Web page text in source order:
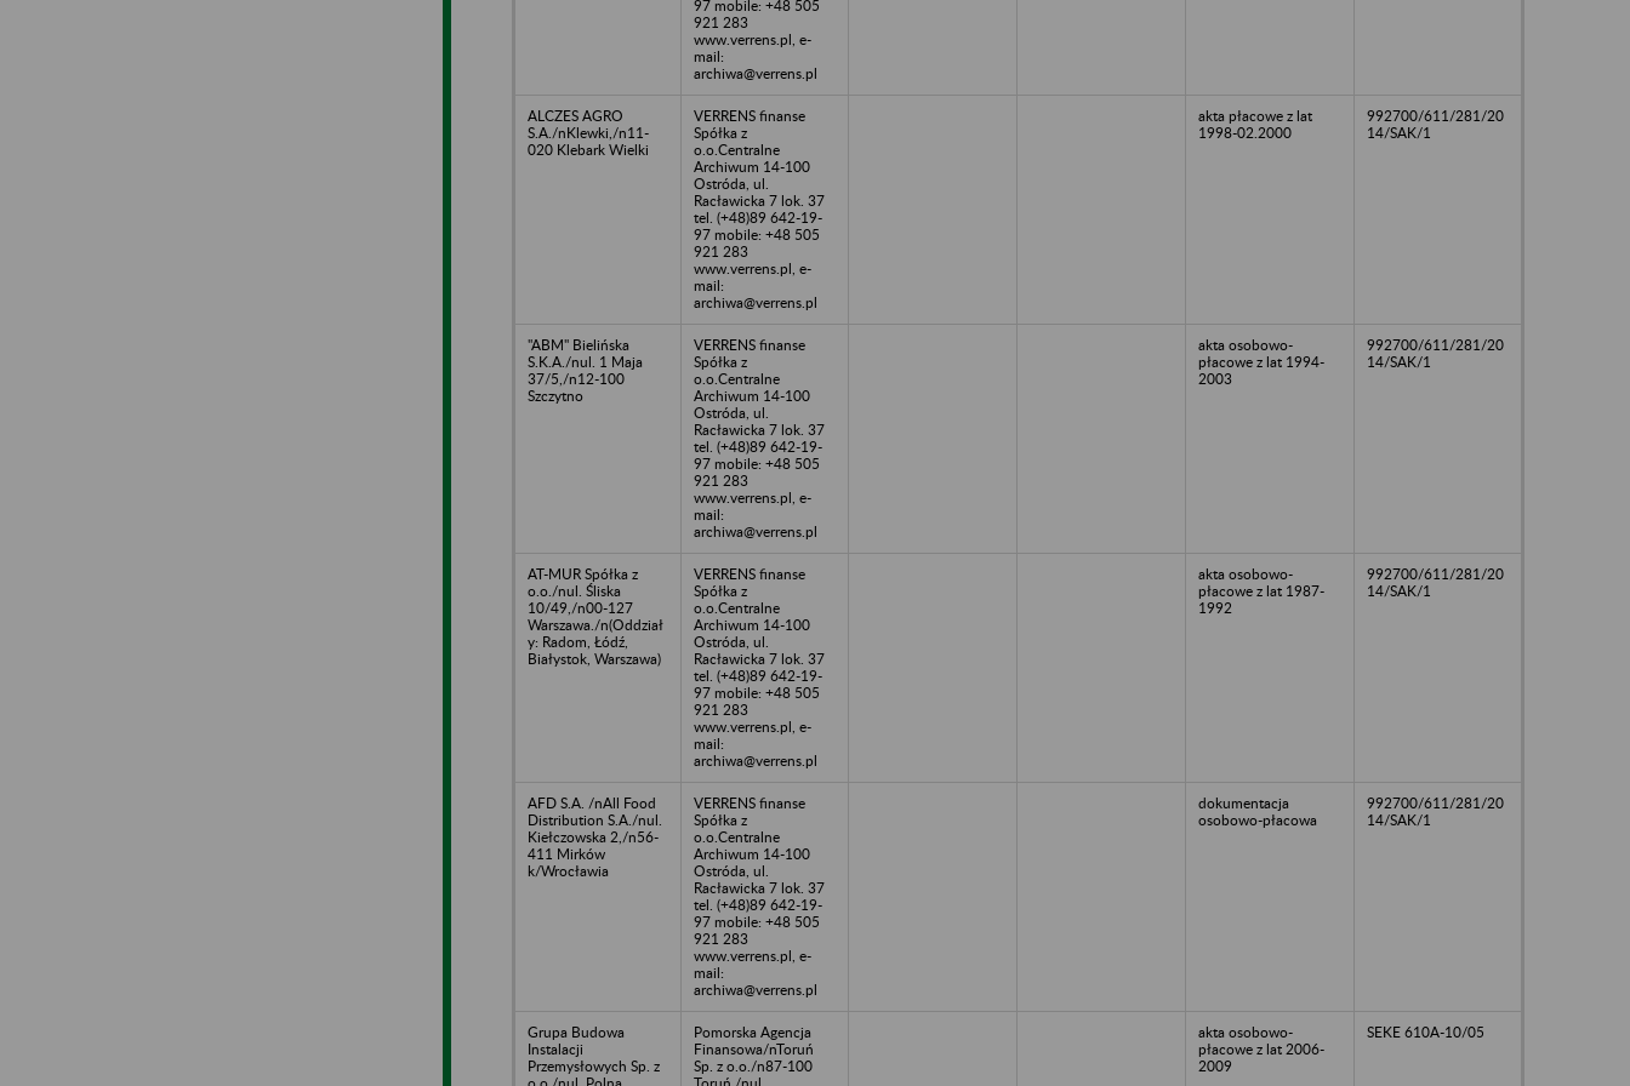
97 mobile: +48 505
921 283
www.verrens.pl, e-
mail:
archiwa@verrens.pl
ALCZES AGRO
S.A./nKlewki,/n11-
020 Klebark Wielki
VERRENS finanse
Spółka z
o.o.Centralne
Archiwum 14-100
Ostróda, ul.
Racławicka 7 lok. 37
tel. (+48)89 642-19-
97 mobile: +48 505
921 283
www.verrens.pl, e-
mail:
archiwa@verrens.pl
akta płacowe z lat
1998-02.2000
992700/611/281/20
14/SAK/1
"ABM" Bielińska
S.K.A./nul. 1 Maja
37/5,/n12-100
Szczytno
VERRENS finanse
Spółka z
o.o.Centralne
Archiwum 14-100
Ostróda, ul.
Racławicka 7 lok. 37
tel. (+48)89 642-19-
97 mobile: +48 505
921 283
www.verrens.pl, e-
mail:
archiwa@verrens.pl
akta osobowo-
płacowe z lat 1994-
2003
992700/611/281/20
14/SAK/1
AT-MUR Spółka z
o.o./nul. Śliska
10/49,/n00-127
Warszawa./n(Oddział
y: Radom, Łódź,
Białystok, Warszawa)
VERRENS finanse
Spółka z
o.o.Centralne
Archiwum 14-100
Ostróda, ul.
Racławicka 7 lok. 37
tel. (+48)89 642-19-
97 mobile: +48 505
921 283
www.verrens.pl, e-
mail:
archiwa@verrens.pl
akta osobowo-
płacowe z lat 1987-
1992
992700/611/281/20
14/SAK/1
AFD S.A. /nAll Food
Distribution S.A./nul.
Kiełczowska 2,/n56-
411 Mirków
k/Wrocławia
VERRENS finanse
Spółka z
o.o.Centralne
Archiwum 14-100
Ostróda, ul.
Racławicka 7 lok. 37
tel. (+48)89 642-19-
97 mobile: +48 505
921 283
www.verrens.pl, e-
mail:
archiwa@verrens.pl
dokumentacja
osobowo-płacowa
992700/611/281/20
14/SAK/1
Grupa Budowa
Instalacji
Przemysłowych Sp. z
Pomorska Agencja
Finansowa/nToruń
Sp. z o.o./n87-100
akta osobowo-
płacowe z lat 2006-
2009
SEKE 610A-10/05